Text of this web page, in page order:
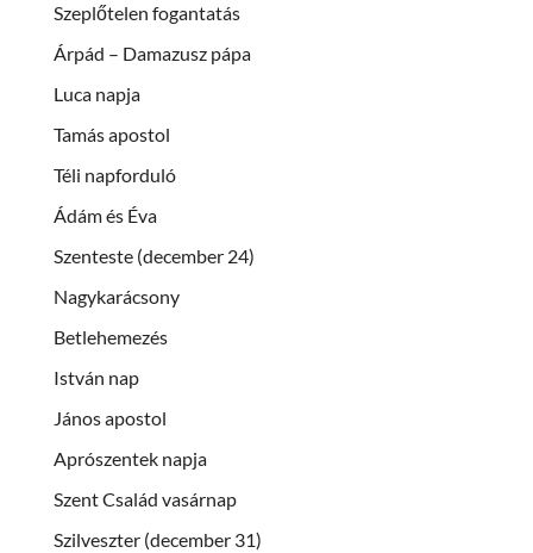
Szeplőtelen fogantatás
Árpád – Damazusz pápa
Luca napja
Tamás apostol
Téli napforduló
Ádám és Éva
Szenteste (december 24)
Nagykarácsony
Betlehemezés
István nap
János apostol
Aprószentek napja
Szent Család vasárnap
Szilveszter (december 31)